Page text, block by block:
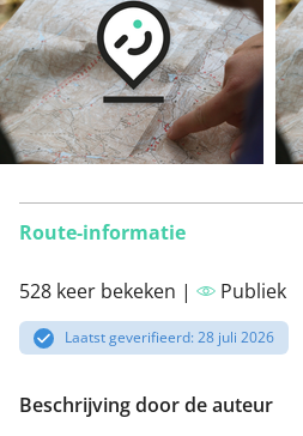
Route-informatie
528 keer bekeken | Publiek
Laatst geverifieerd: 28 juli 2026
Beschrijving door de auteur